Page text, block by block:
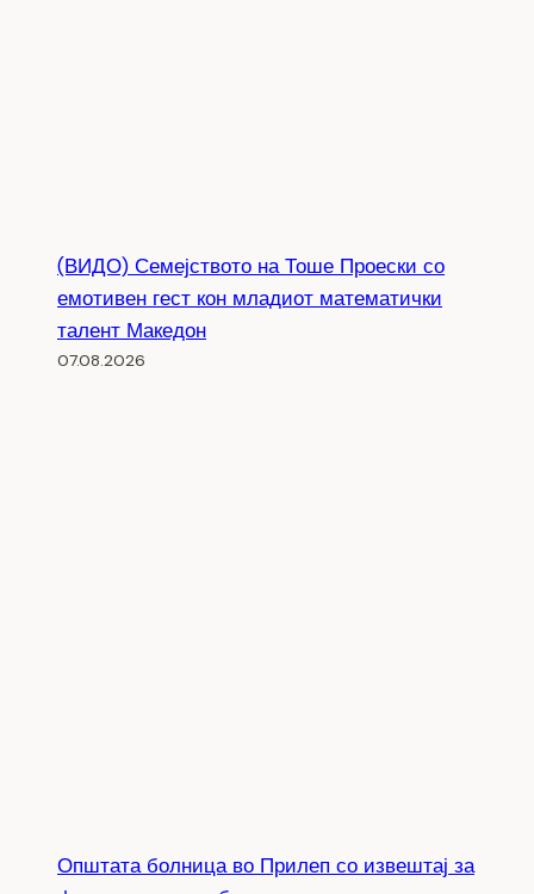
(ВИДО) Семејството на Тоше Проески со
емотивен гест кон младиот математички
талент Македон
07.08.2026
Општата болница во Прилеп со извештај за